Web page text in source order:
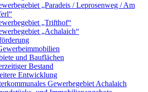
„Paradeis / Leprosenweg / Am
„Trifthof“
„Achalaich“
und Bauflächen
Bestand
Entwicklung
Gewerbegebiet Achalaich